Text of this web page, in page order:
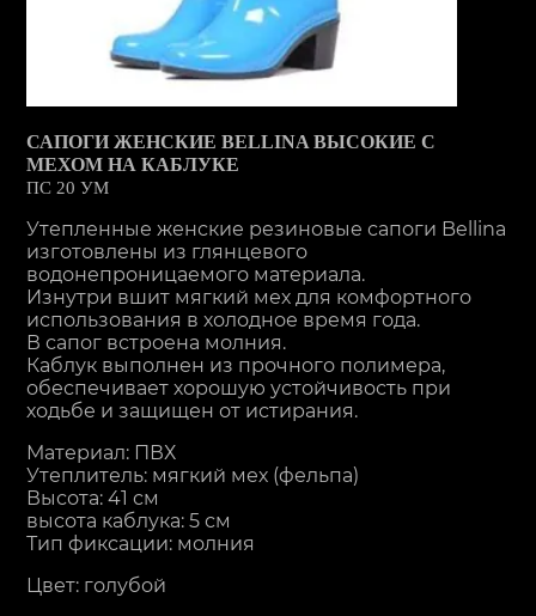
САПОГИ ЖЕНСКИЕ BELLINA ВЫСОКИЕ С
МЕХОМ НА КАБЛУКЕ
ПС 20 УМ
Утепленные женские резиновые сапоги Bellina
изготовлены из глянцевого
водонепроницаемого материала.
Изнутри вшит мягкий мех для комфортного
использования в холодное время года.
В сапог встроена молния.
Каблук выполнен из прочного полимера,
обеспечивает хорошую устойчивость при
ходьбе и защищен от истирания.
Материал: ПВХ
Утеплитель: мягкий мех (фельпа)
Высота: 41 см
высота каблука: 5 см
Тип фиксации: молния
Цвет: голубой